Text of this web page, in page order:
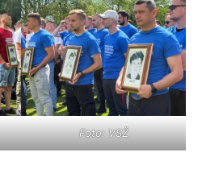
Foto: VSŽ